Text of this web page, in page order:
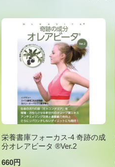
栄養書庫フォーカス-4 奇跡の成
分オレアビータ ®Ver.2
660円